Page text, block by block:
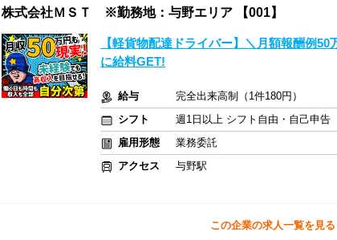
株式会社ＭＳＴ ※勤務地：与野エリア 【001】
【軽貨物配達ドライバー】＼月額報酬例
に給料GET!
給与
完全出来高制（1件180円）
シフト
週1日以上 シフト自由・自己申告
雇用形態
業務委託
アクセス
与野駅
この企業の求人一覧を見る